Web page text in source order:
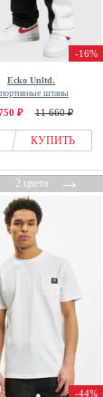
-16%
Ecko Unltd.
штаны
₽ 11 660 ₽
КУПИТЬ
2 цвета→
-44%